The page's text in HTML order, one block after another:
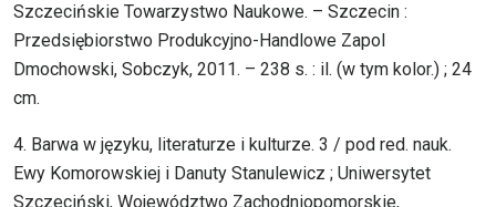
Szczecińskie Towarzystwo Naukowe. – Szczecin :
Przedsiębiorstwo Produkcyjno-Handlowe Zapol
Dmochowski, Sobczyk, 2011. – 238 s. : il. (w tym kolor.) ; 24
cm.
4. Barwa w języku, literaturze i kulturze. 3 / pod red. nauk.
Ewy Komorowskiej i Danuty Stanulewicz ; Uniwersytet
Szczeciński, Województwo Zachodniopomorskie,